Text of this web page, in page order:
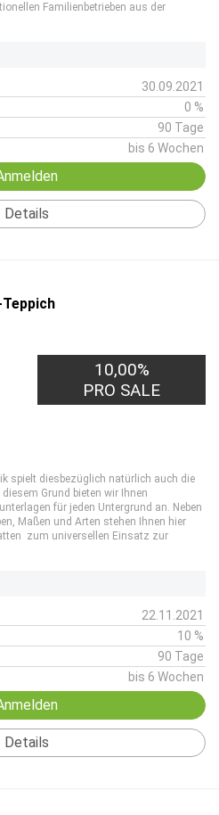
Familienbetrieben aus der
30.09.2021
0 %
90 Tage
bis 6 Wochen
Details
10,00%
PRO SALE
spielt diesbezüglich natürlich auch die
Grund bieten wir Ihnen
für jeden Untergrund an. Neben
Maßen und Arten stehen Ihnen hier
zum universellen Einsatz zur
22.11.2021
10 %
90 Tage
bis 6 Wochen
Details